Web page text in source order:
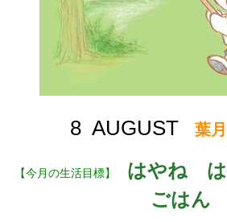
8 AUGUST 葉
【今月の生活目標】
はやね
ごはん